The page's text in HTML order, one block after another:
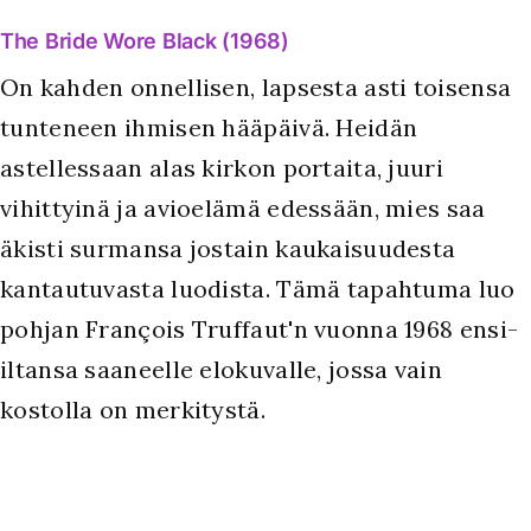
The Bride Wore Black (1968)
On kahden onnellisen, lapsesta asti toisensa
tunteneen ihmisen hääpäivä. Heidän
astellessaan alas kirkon portaita, juuri
vihittyinä ja avioelämä edessään, mies saa
äkisti surmansa jostain kaukaisuudesta
kantautuvasta luodista. Tämä tapahtuma luo
pohjan François Truffaut'n vuonna 1968 ensi-
iltansa saaneelle elokuvalle, jossa vain
kostolla on merkitystä.